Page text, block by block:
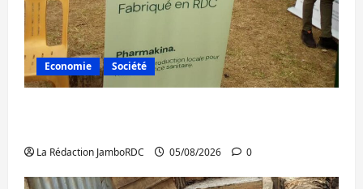
Economie Société
La Rédaction JamboRDC 05/08/2026 0